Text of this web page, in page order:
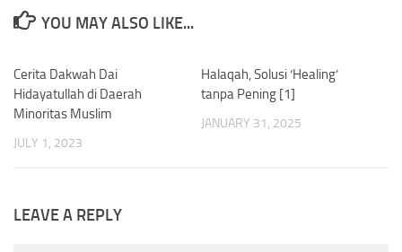
YOU MAY ALSO LIKE...
Cerita Dakwah Dai
Hidayatullah di Daerah
Minoritas Muslim
JULY 1, 2023
Halaqah, Solusi ‘Healing’
tanpa Pening [1]
JANUARY 31, 2025
LEAVE A REPLY